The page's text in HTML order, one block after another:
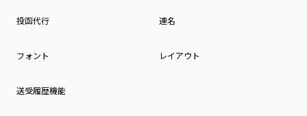
投函代行 連名
フォント レイアウト
送受履歴機能